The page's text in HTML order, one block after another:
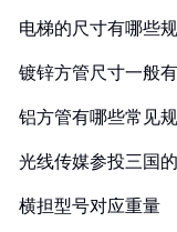
电梯的尺寸有哪些
镀锌方管尺寸一般
铝方管有哪些常见
光线传媒参投三国
横担型号对应重量